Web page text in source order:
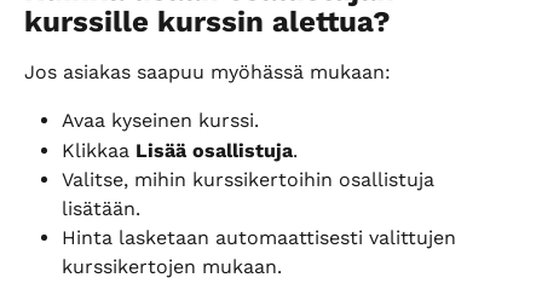
kurssille kurssin alettua?
Jos asiakas saapuu myöhässä mukaan:
Avaa kyseinen kurssi.
Klikkaa Lisää osallistuja.
Valitse, mihin kurssikertoihin osallistuja
lisätään.
Hinta lasketaan automaattisesti valittujen
kurssikertojen mukaan.